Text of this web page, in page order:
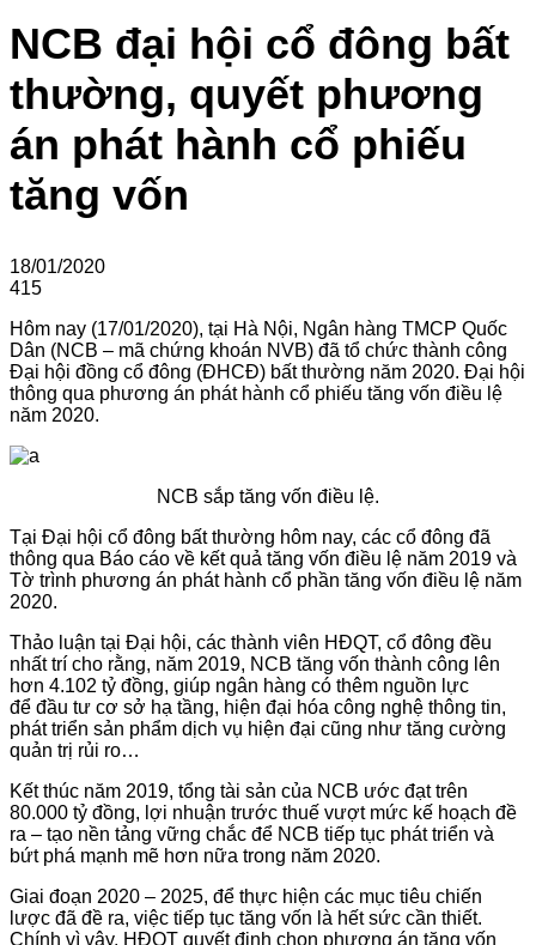
NCB đại hội cổ đông bất
thường, quyết phương
án phát hành cổ phiếu
tăng vốn
18/01/2020
415
Hôm nay (17/01/2020), tại Hà Nội, Ngân hàng TMCP Quốc
Dân (NCB – mã chứng khoán NVB) đã tổ chức thành công
Đại hội đồng cổ đông (ĐHCĐ) bất thường năm 2020. Đại hội
thông qua phương án phát hành cổ phiếu tăng vốn điều lệ
năm 2020.
NCB sắp tăng vốn điều lệ.
Tại Đại hội cổ đông bất thường hôm nay, các cổ đông đã
thông qua Báo cáo về kết quả tăng vốn điều lệ năm 2019 và
Tờ trình phương án phát hành cổ phần tăng vốn điều lệ năm
2020.
Thảo luận tại Đại hội, các thành viên HĐQT, cổ đông đều
nhất trí cho rằng, năm 2019, NCB tăng vốn thành công lên
hơn 4.102 tỷ đồng, giúp ngân hàng có thêm nguồn lực
để đầu tư cơ sở hạ tầng, hiện đại hóa công nghệ thông tin,
phát triển sản phẩm dịch vụ hiện đại cũng như tăng cường
quản trị rủi ro…
Kết thúc năm 2019, tổng tài sản của NCB ước đạt trên
80.000 tỷ đồng, lợi nhuận trước thuế vượt mức kế hoạch đề
ra – tạo nền tảng vững chắc để NCB tiếp tục phát triển và
bứt phá mạnh mẽ hơn nữa trong năm 2020.
Giai đoạn 2020 – 2025, để thực hiện các mục tiêu chiến
lược đã đề ra, việc tiếp tục tăng vốn là hết sức cần thiết.
Chính vì vậy, HĐQT quyết định chọn phương án tăng vốn